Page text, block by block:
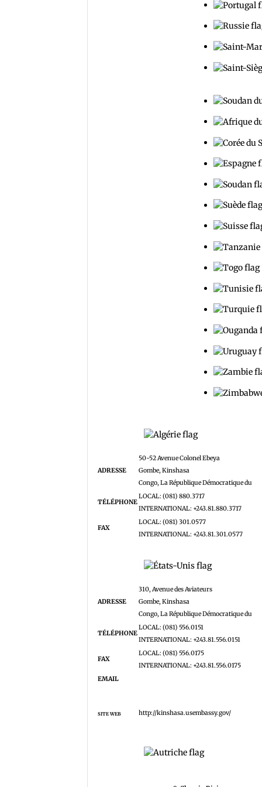
Algérie :
ADRESSE
50-52 Avenue Colonel Ebeya
Gombe, Kinshasa
Congo, La République Démocratique du
TÉLÉPHONE
LOCAL: (081) 880.3717
INTERNATIONAL: +243.81.880.3717
FAX
LOCAL: (081) 301.0577
INTERNATIONAL: +243.81.301.0577
États-Unis :
ADRESSE
310, Avenue des Aviateurs
Gombe, Kinshasa
Congo, La République Démocratique du
TÉLÉPHONE
LOCAL: (081) 556.0151
INTERNATIONAL: +243.81.556.0151
FAX
LOCAL: (081) 556.0175
INTERNATIONAL: +243.81.556.0175
EMAIL
SITE WEB http://kinshasa.usembassy.gov/
Autriche : le